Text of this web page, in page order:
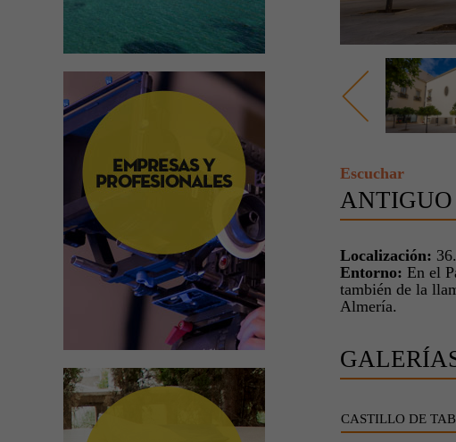
Escuchar
Localización:
Entorno: En el
también de la
Almería.
CASTILLO DE